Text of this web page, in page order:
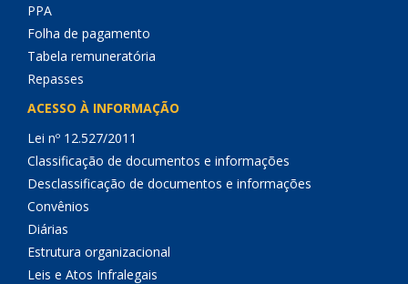
PPA
Folha de pagamento
Tabela remuneratória
Repasses
ACESSO À INFORMAÇÃO
Lei nº 12.527/2011
Classificação de documentos e informações
Desclassificação de documentos e informações
Convênios
Diárias
Estrutura organizacional
Leis e Atos Infralegais